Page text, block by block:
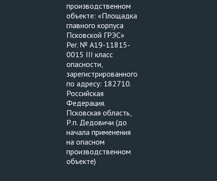
производственном
объекте: «Площадка
главного корпуса
Псковской ГРЭС»
Рег. № А19-11815-
0015 III класс
опасности,
зарегистрированного
по адресу: 182710.
Российская
Федерация.
Псковская область,
Р.п. Дедовичи (до
начала применения
на опасном
производственном
объекте)